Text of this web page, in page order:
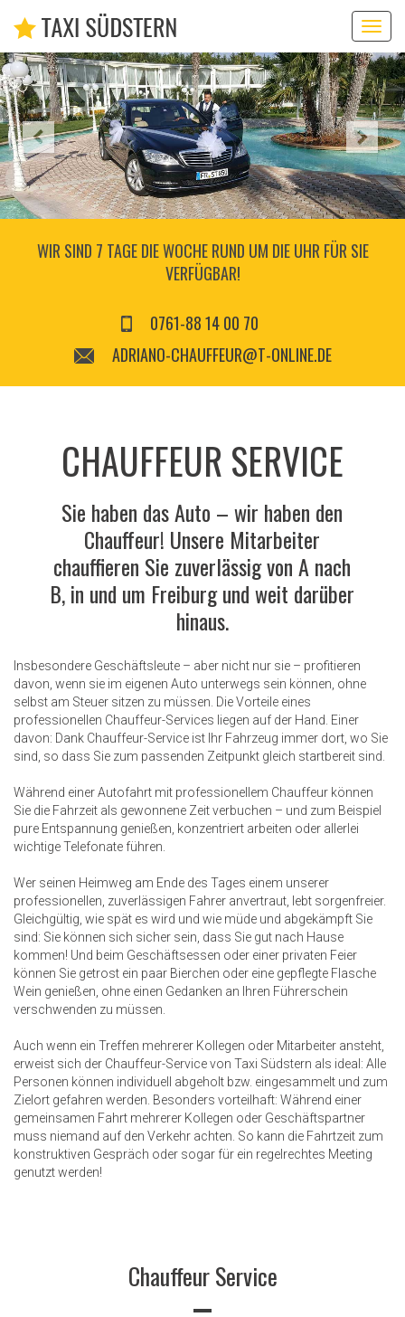
WIR SIND 7 TAGE DIE WOCHE RUND UM DIE UHR FÜR SIE
VERFÜGBAR!
0761-88 14 00 70
ADRIANO-CHAUFFEUR@T-ONLINE.DE
CHAUFFEUR SERVICE
Sie haben das Auto – wir haben den
Chauffeur! Unsere Mitarbeiter
chauffieren Sie zuverlässig von A nach
B, in und um Freiburg und weit darüber
hinaus.
Insbesondere Geschäftsleute – aber nicht nur sie – profitieren
davon, wenn sie im eigenen Auto unterwegs sein können, ohne
selbst am Steuer sitzen zu müssen. Die Vorteile eines
professionellen Chauffeur-Services liegen auf der Hand. Einer
davon: Dank Chauffeur-Service ist Ihr Fahrzeug immer dort, wo Sie
sind, so dass Sie zum passenden Zeitpunkt gleich startbereit sind.
Während einer Autofahrt mit professionellem Chauffeur können
Sie die Fahrzeit als gewonnene Zeit verbuchen – und zum Beispiel
pure Entspannung genießen, konzentriert arbeiten oder allerlei
wichtige Telefonate führen.
Wer seinen Heimweg am Ende des Tages einem unserer
professionellen, zuverlässigen Fahrer anvertraut, lebt sorgenfreier.
Gleichgültig, wie spät es wird und wie müde und abgekämpft Sie
sind: Sie können sich sicher sein, dass Sie gut nach Hause
kommen! Und beim Geschäftsessen oder einer privaten Feier
können Sie getrost ein paar Bierchen oder eine gepflegte Flasche
Wein genießen, ohne einen Gedanken an Ihren Führerschein
verschwenden zu müssen.
Auch wenn ein Treffen mehrerer Kollegen oder Mitarbeiter ansteht,
erweist sich der Chauffeur-Service von Taxi Südstern als ideal: Alle
Personen können individuell abgeholt bzw. eingesammelt und zum
Zielort gefahren werden. Besonders vorteilhaft: Während einer
gemeinsamen Fahrt mehrerer Kollegen oder Geschäftspartner
muss niemand auf den Verkehr achten. So kann die Fahrtzeit zum
konstruktiven Gespräch oder sogar für ein regelrechtes Meeting
genutzt werden!
Chauffeur Service